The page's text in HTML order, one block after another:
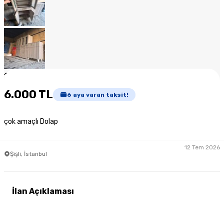
1
6.000 TL 6 aya varan taksit!
çok amaçlı Dolap
Şişli, İstanbul
12 Tem 2026
İlan Açıklaması